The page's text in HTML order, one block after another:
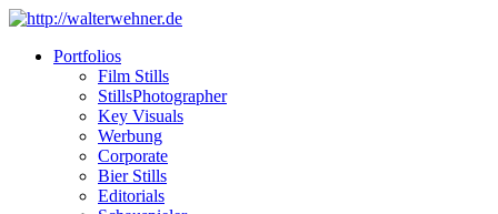
Portfolios
Film Stills
StillsPhotographer
Key Visuals
Werbung
Corporate
Bier Stills
Editorials